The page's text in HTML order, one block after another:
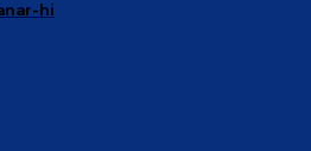
hi